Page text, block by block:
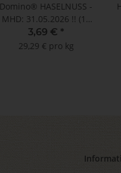
Domino® HASELNUSS -
MHD: 31.05.2026 !! (18
aromatisierte
Kaffeepads)
3,69 € *
29,29 € pro kg